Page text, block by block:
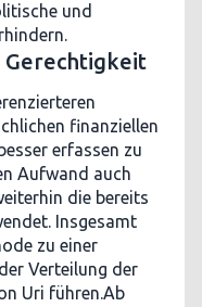
und
finanziellen
erfassen zu
Aufwand auch
die bereits
Insgesamt
zu einer
Verteilung der
Uri führen.Ab